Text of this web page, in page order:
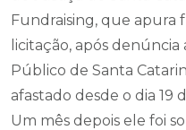
Fundraising, que apura
licitação, após
Público de Santa
afastado desde o dia 19
Um mês depois ele foi